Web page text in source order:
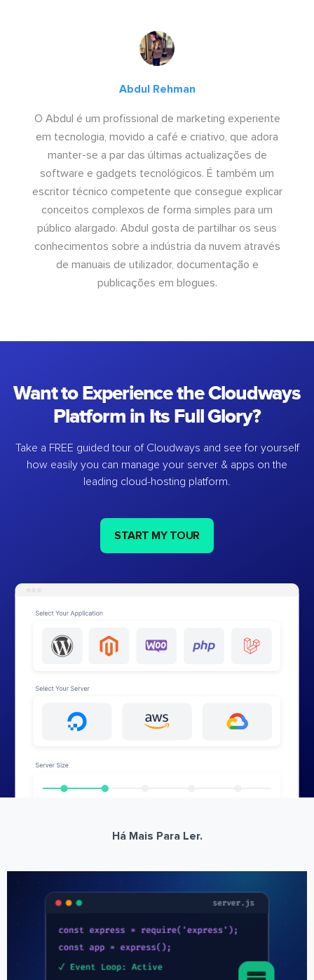
Abdul Rehman
O Abdul é um profissional de marketing experiente
em tecnologia, movido a café e criativo, que adora
manter-se a par das últimas actualizações de
software e gadgets tecnológicos. É também um
escritor técnico competente que consegue explicar
conceitos complexos de forma simples para um
público alargado. Abdul gosta de partilhar os seus
conhecimentos sobre a indústria da nuvem através
de manuais de utilizador, documentação e
publicações em blogues.
Want to Experience the Cloudways
Platform in Its Full Glory?
Take a FREE guided tour of Cloudways and see for yourself
how easily you can manage your server & apps on the
leading cloud-hosting platform.
START MY TOUR
Há Mais Para Ler.